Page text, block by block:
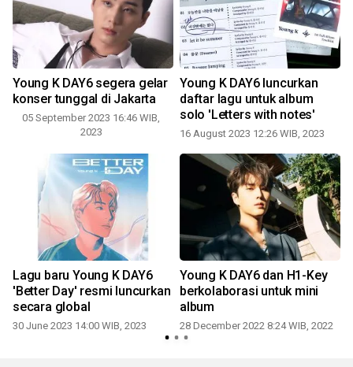
Young K DAY6 segera gelar
konser tunggal di Jakarta
05 September 2023 16:46 WIB,
2023
Young K DAY6 luncurkan
daftar lagu untuk album
solo 'Letters with notes'
16 August 2023 12:26 WIB, 2023
Lagu baru Young K DAY6
'Better Day' resmi luncurkan
secara global
30 June 2023 14:00 WIB, 2023
Young K DAY6 dan H1-Key
berkolaborasi untuk mini
album
28 December 2022 8:24 WIB, 2022